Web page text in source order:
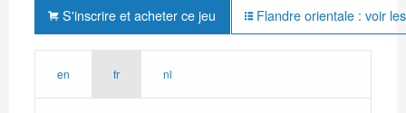
S'inscrire et acheter ce jeu Flandre orientale : voir
en fr nl